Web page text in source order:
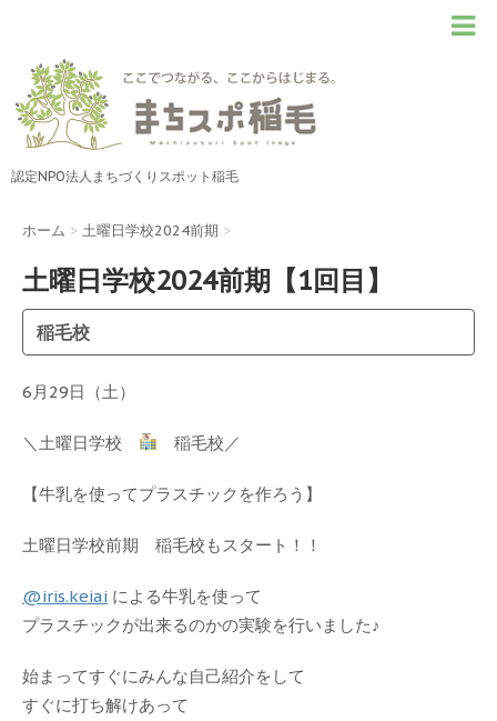
認定NPO法人まちづくりスポット稲毛
ホーム > 土曜日学校2024前期 >
土曜日学校2024前期【1回目】
稲毛校
6月29日（土）
＼土曜日学校 稲毛校／
【牛乳を使ってプラスチックを作ろう】
土曜日学校前期 稲毛校もスタート！！
@iris.keiai による牛乳を使って
プラスチックが出来るのかの実験を行いました♪
始まってすぐにみんな自己紹介をして
すぐに打ち解けあって